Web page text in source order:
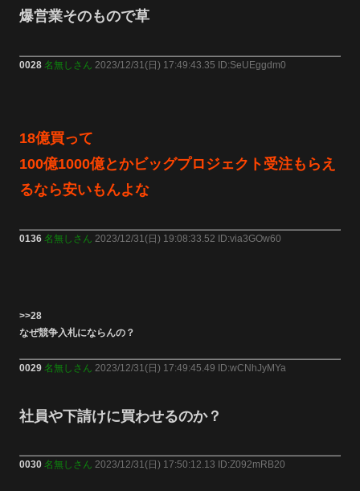
爆営業そのもので草
0028 名無しさん 2023/12/31(日) 17:49:43.35 ID:SeUEggdm0
18億買って
100億1000億とかビッグプロジェクト受注もらえ
るなら安いもんよな
0136 名無しさん 2023/12/31(日) 19:08:33.52 ID:via3GOw60
>>28
なぜ競争入札にならんの？
0029 名無しさん 2023/12/31(日) 17:49:45.49 ID:wCNhJyMYa
社員や下請けに買わせるのか？
0030 名無しさん 2023/12/31(日) 17:50:12.13 ID:Z092mRB20